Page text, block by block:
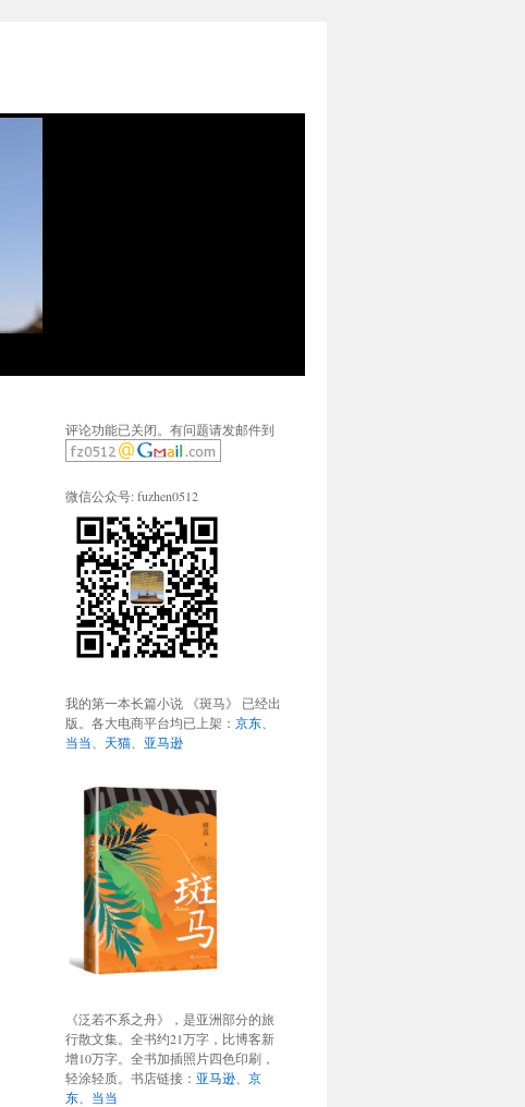
评论功能已关闭。有问题请发邮件到
微信公众号: fuzhen0512
我的第一本长篇小说 《斑马》 已经出
版。各大电商平台均已上架： 京东
当当
天猫 亚马逊
《泛若不系之舟》，是亚洲部分的旅
行散文集。全书约21万字，比博客新
增10万字。全书加插照片四色印刷，
轻涂轻质。书店链接： 亚马逊
京
东
当当